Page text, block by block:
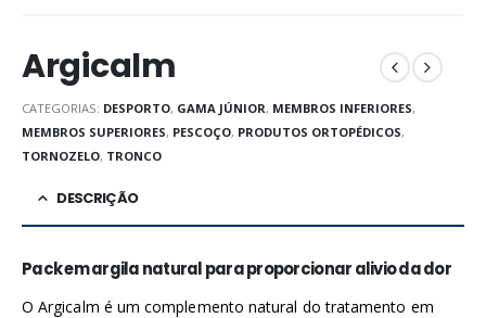
Argicalm
CATEGORIAS: DESPORTO, GAMA JÚNIOR, MEMBROS INFERIORES,
MEMBROS SUPERIORES, PESCOÇO, PRODUTOS ORTOPÉDICOS,
TORNOZELO, TRONCO
DESCRIÇÃO
Pack em argila natural para proporcionar alivio da dor
O Argicalm é um complemento natural do tratamento em